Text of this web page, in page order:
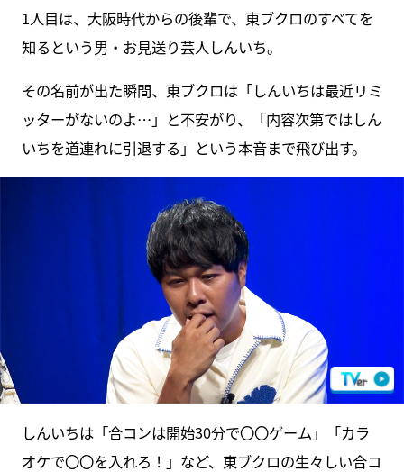
1人目は、大阪時代からの後輩で、東ブクロのすべてを
知るという男・お見送り芸人しんいち。
その名前が出た瞬間、東ブクロは「しんいちは最近リミ
ッターがないのよ…」と不安がり、「内容次第ではしん
いちを道連れに引退する」という本音まで飛び出す。
しんいちは「合コンは開始30分で〇〇ゲーム」「カラ
オケで〇〇を入れろ！」など、東ブクロの生々しい合コ